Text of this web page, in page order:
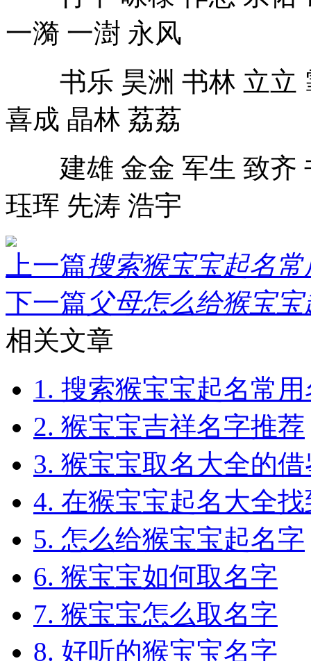
一漪 一澍 永风
书乐 昊洲 书林 立立
喜成 晶林 荔荔
建雄 金金 军生 致齐
珏珲 先涛 浩宇
上一篇搜索猴宝宝起名
下一篇父母怎么给猴宝宝
相关文章
1. 搜索猴宝宝起名常
2. 猴宝宝吉祥名字推荐
3. 猴宝宝取名大全的
4. 在猴宝宝起名大全
5. 怎么给猴宝宝起名字
6. 猴宝宝如何取名字
7. 猴宝宝怎么取名字
8. 好听的猴宝宝名字